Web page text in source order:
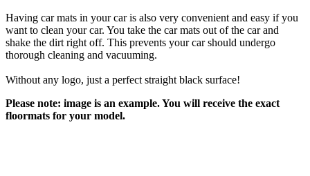
Having car mats in your car is also very convenient and easy if you
want to clean your car. You take the car mats out of the car and
shake the dirt right off. This prevents your car should undergo
thorough cleaning and vacuuming.
Without any logo, just a perfect straight black surface!
Please note: image is an example. You will receive the exact
floormats for your model.